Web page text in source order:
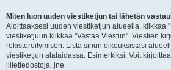
Miten luon uuden viestiketjun tai lähetän
Aloittaaksesi uuden viestiketjun alueella, klikkaa
viestiketjuun klikkaa "Vastaa Viestiin". Viestien
rekisteröitymisen. Lista sinun oikeuksistasi
viestiketjun alalaidassa. Esimerkiksi: Voit
liitetiedostoja, jne.